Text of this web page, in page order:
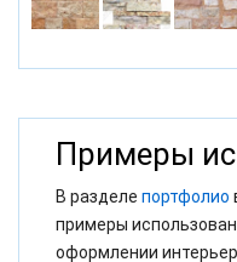
Примеры
В разделе портфолио
примеры
оформлении